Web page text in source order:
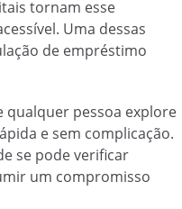
tornam esse
Uma dessas
de empréstimo
qualquer pessoa explore
e sem complicação.
se pode verificar
um compromisso